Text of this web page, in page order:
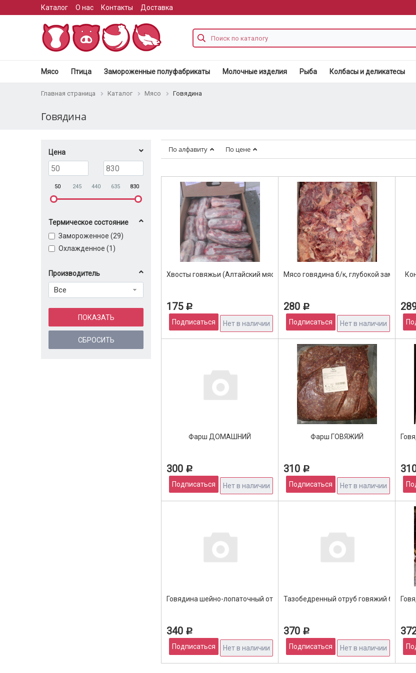
Каталог О нас Контакты Доставка
Мясо Птица Замороженные полуфабрикаты Молочные изделия Рыба Колбасы и деликатесы
Главная страница Каталог Мясо Говядина
Говядина
Цена
50 245 440 635 830
Термическое состояние
Замороженное (29)
Охлажденное (1 )
Производитель
Все
По алфавиту По цене
Хвосты говяжьи (Алтайский мясокомбинат)
175 Р
Подписаться Нет в наличии
Мясо говядина б/к, глубокой
280 Р
Подписаться Нет в наличии
Фарш ДОМАШНИЙ
300 Р
Подписаться Нет в наличии
Фарш ГОВЯЖИЙ
310 Р
Подписаться Нет в наличии
Говядина шейно-лопаточный отруб Б/К
340 Р
Подписаться Нет в наличии
Тазобедренный отруб говяжий без
370 Р
Подписаться Нет в наличии